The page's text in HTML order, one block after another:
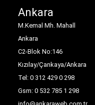
Ankara
M.Kemal Mh. Mahall
Ankara
C2-Blok No:146
Kızılay/Çankaya/Ankara
Tel: 0 312 429 0 298
Gsm: 0 532 785 1 298
info@ankaraweb.com.tr